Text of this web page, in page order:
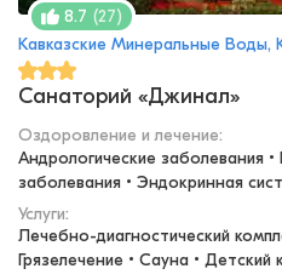
8.7 (27)
Кавказские Минеральные Воды,
Санаторий «Джинал»
Оздоровление и лечение:
Андрологические заболевания •
заболевания • Эндокринная
Услуги:
Лечебно-диагностический
Грязелечение • Сауна • Детский